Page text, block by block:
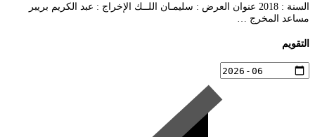
السنة : 2018 عنوان العرض : سليمـان اللــك الإخراج : عبد الكريم بريبر
مساعد المخرج …
التقويم